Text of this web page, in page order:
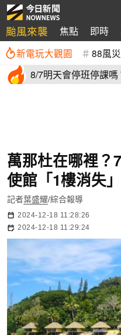
颱風來襲 焦點 即時
新電玩大觀園 88風
8/7明天會停班停課
萬那杜在哪裡？
使館「1樓消失
記者葉盛耀/綜合報導
2024-12-18 11:28:26
2024-12-18 11:29:24